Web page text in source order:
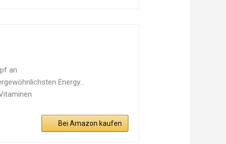
an
Energy...
Bei Amazon kaufen